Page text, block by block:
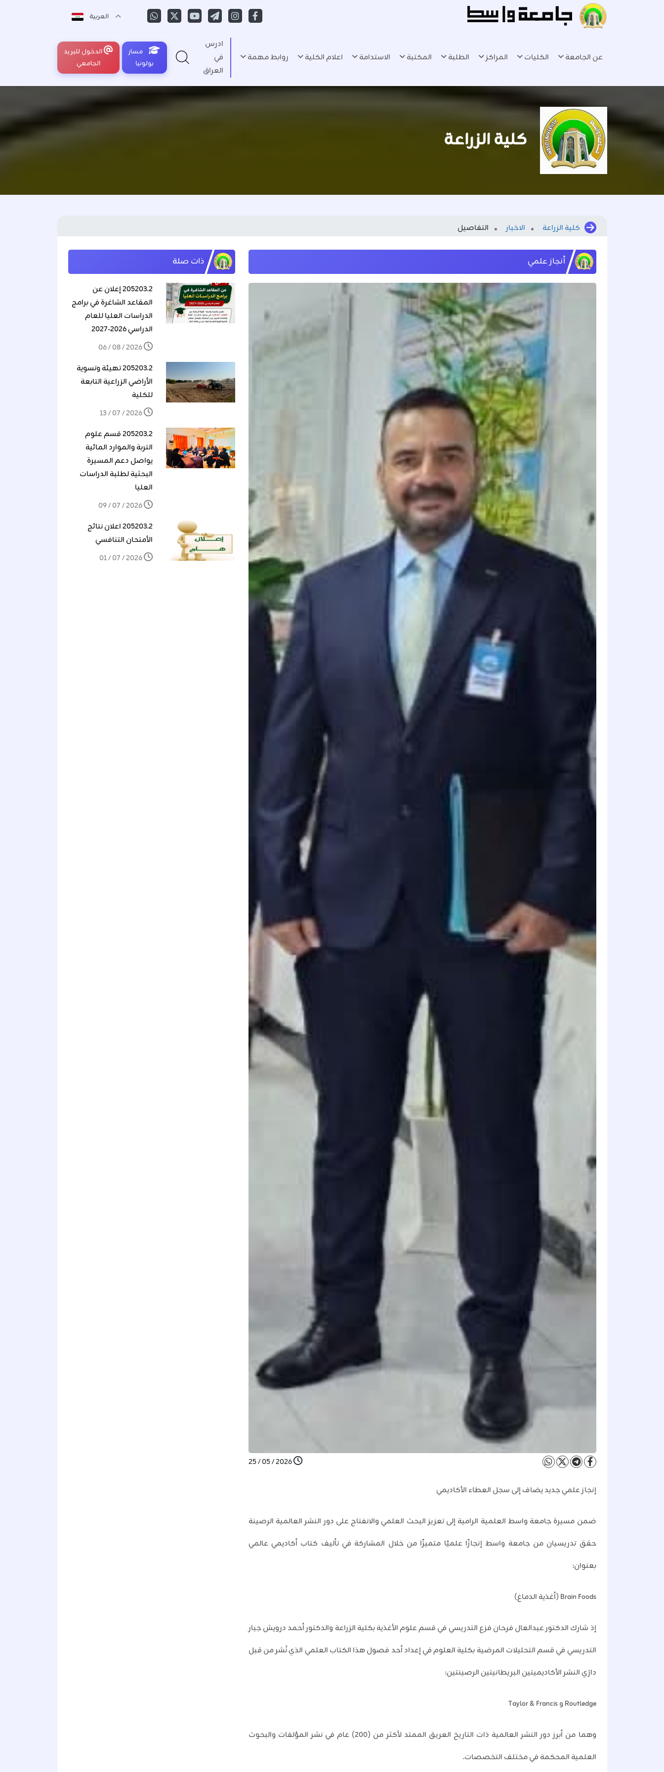
العربية
عن الجامعة الكليات المراكز الطلبة المكتبة الاستدامة اعلام الكلية روابط مهمة
ادرس
في
العراق
مسار
بولونيا
الدخول للبريد
الجامعي
كلية الزراعة
كلية الزراعة الاخبار التفاصيل
أنجاز علمي
2026 / 05 / 25
إنجاز علمي جديد يضاف إلى سجل العطاء الأكاديمي
ضمن مسيرة جامعة واسط العلمية الرامية إلى تعزيز البحث العلمي والانفتاح على دور النشر العالمية الرصينة
حقق تدريسيان من جامعة واسط إنجازًا علميًا متميزًا من خلال المشاركة في تأليف كتاب أكاديمي عالمي
بعنوان:
Brain Foods (أغذية الدماغ)
إذ شارك الدكتور عبدالعال فرحان فزع التدريسي في قسم علوم الأغذية بكلية الزراعة والدكتور أحمد درويش جبار
التدريسي في قسم التحليلات المرضية بكلية العلوم في إعداد أحد فصول هذا الكتاب العلمي الذي نُشر من قبل
دارَي النشر الأكاديميتين البريطانيتين الرصينتين:
Routledge و Taylor & Francis
وهما من أبرز دور النشر العالمية ذات التاريخ العريق الممتد لأكثر من (200) عام في نشر المؤلفات والبحوث
العلمية المحكمة في مختلف التخصصات.
ذات صلة
205203.2 إعلان عن
المقاعد الشاغرة في برامج
الدراسات العليا للعام
الدراسي 2026-2027
2026 / 08 / 06
205203.2 تهيئة وتسوية
الأراضي الزراعية التابعة
للكلية
2026 / 07 / 13
205203.2 قسم علوم
التربة والموارد المائية
يواصل دعم المسيرة
البحثية لطلبة الدراسات
العليا
2026 / 07 / 09
205203.2 اعلان نتائج
الأمتحان التنافسي
2026 / 07 / 01